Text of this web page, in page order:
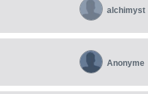
alchimyst
Anonyme